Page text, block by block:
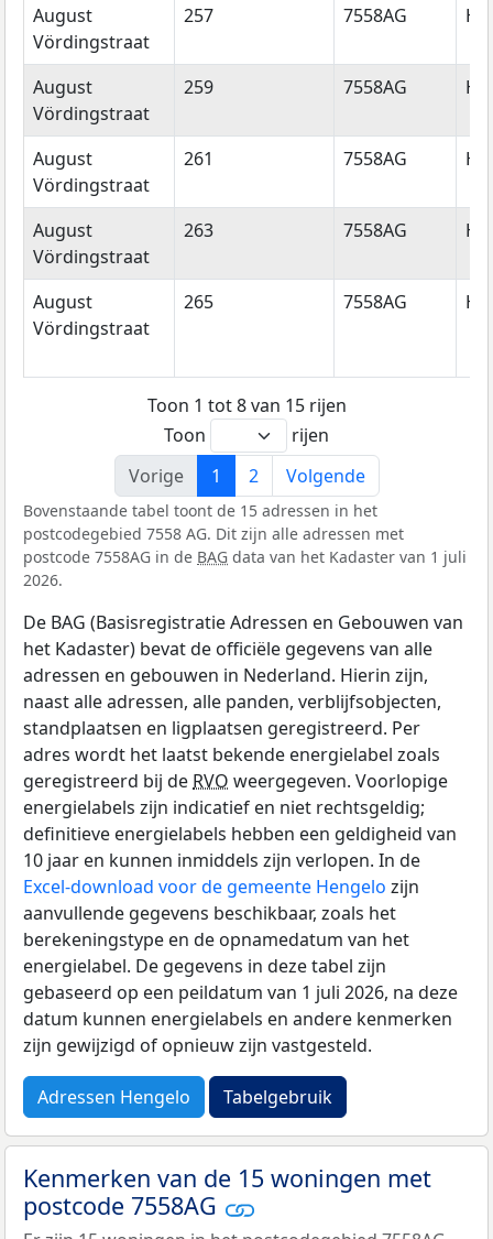
August
Vördingstraat
257 7558AG
August
Vördingstraat
259 7558AG
August
Vördingstraat
261 7558AG
August
Vördingstraat
263 7558AG
August
Vördingstraat
265 7558AG
Toon 1 tot 8 van 15 rijen
Toon
rijen
Vorige
1 2 Volgende
Bovenstaande tabel toont de 15 adressen in het
postcodegebied 7558 AG. Dit zijn alle adressen met
postcode 7558AG in de BAG data van het Kadaster van 1 juli
2026.
De BAG (Basisregistratie Adressen en Gebouwen van
het Kadaster) bevat de officiële gegevens van alle
adressen en gebouwen in Nederland. Hierin zijn,
naast alle adressen, alle panden, verblijfsobjecten,
standplaatsen en ligplaatsen geregistreerd. Per
adres wordt het laatst bekende energielabel zoals
geregistreerd bij de RVO weergegeven. Voorlopige
energielabels zijn indicatief en niet rechtsgeldig;
definitieve energielabels hebben een geldigheid van
10 jaar en kunnen inmiddels zijn verlopen. In de
Excel-download voor de gemeente Hengelo zijn
aanvullende gegevens beschikbaar, zoals het
berekeningstype en de opnamedatum van het
energielabel. De gegevens in deze tabel zijn
gebaseerd op een peildatum van 1 juli 2026, na deze
datum kunnen energielabels en andere kenmerken
zijn gewijzigd of opnieuw zijn vastgesteld.
Adressen Hengelo Tabelgebruik
Kenmerken van de 15 woningen met
postcode 7558AG